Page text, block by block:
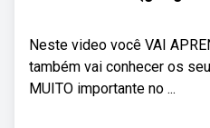
Neste video você VAI
também vai conhecer os
MUITO importante no ...